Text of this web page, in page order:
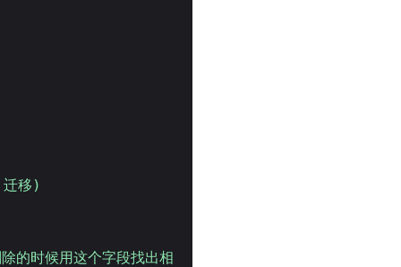
移)
的时候用这个字段找出相